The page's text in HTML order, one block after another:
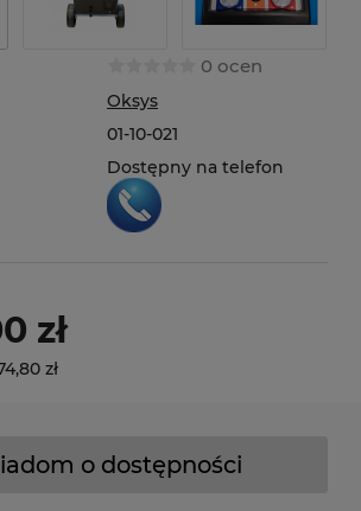
0 ocen
Oksys
01-10-021
Dostępny na telefon
zł
zł
o dostępności